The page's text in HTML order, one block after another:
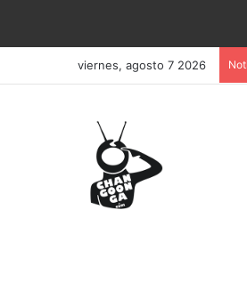
viernes, agosto 7 2026